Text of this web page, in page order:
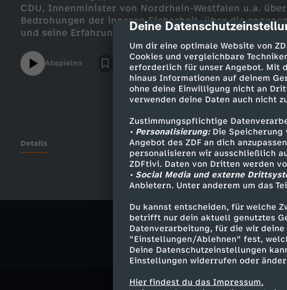
cmp-dialog-description
Deine
Um dir eine optimale Website von
Cookies und vergleichbare
erforderlich für unser Angebot. Mit
hinaus Informationen auf deinem
ohne deine Einwilligung nicht an
verwenden deine Daten auch nicht
Zustimmungspflichtige
• Personalisierung:Die Speicherung
Angebot des ZDF an dich
personalisieren wir ausschließlich
ZDFtivi. Daten von Dritten werden
• Social Media und externe
Anbietern. Unter anderem um das
Du kannst entscheiden, für welche
betrifft nur dein aktuell genutztes
Datenverarbeitung, für die wir
"Einstellungen/Ablehnen" fest,
Deine Datenschutzeinstellungen
Einstellungen widerrufen oder
Hier findest du das Impressum.
CDU, Innenminister von Nordrhein-Westfalen u.a.
Bedrohungen der inneren Sicherheit, über die
und seine Erfahrungen mit den Grünen.
Abspielen
Details
Ähnliche Inhalte
Gesellschaft Talk